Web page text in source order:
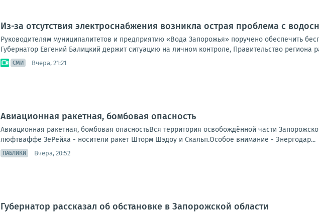
Из-за отсутствия электроснабжения возникла острая проблема с
Руководителям муниципалитетов и предприятию «Вода Запорожья» поручено обеспечить
Губернатор Евгений Балицкий держит ситуацию на личном контроле, Правительство региона
СМИ Вчера, 21:21
Авиационная ракетная, бомбовая опасность
Авиационная ракетная, бомбовая опасностьВся территория освобождённой части
люфтваффе ЗеРейха - носители ракет Шторм Шэдоу и Скальп.Особое внимание - Энергодар...
ПАБЛИКИ Вчера, 20:52
Губернатор рассказал об обстановке в Запорожской области